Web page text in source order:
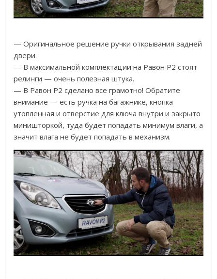
— Оригинальное решение ручки открывания задней
двери.
— В максимальной комплектации на Равон Р2 стоят
релинги — очень полезная штука.
— В Равон Р2 сделано все грамотно! Обратите
внимание — есть ручка на багажнике, кнопка
утопленная и отверстие для ключа внутри и закрыто
миништоркой, туда будет попадать минимум влаги, а
значит влага не будет попадать в механизм.